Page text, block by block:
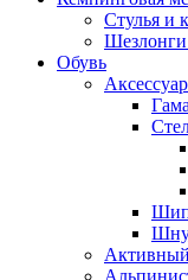
Стулья и
Шезлонги
Обувь